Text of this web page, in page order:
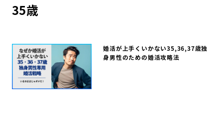
35歳
婚活が上手くいかない35,36,37歳独
身男性のための婚活攻略法